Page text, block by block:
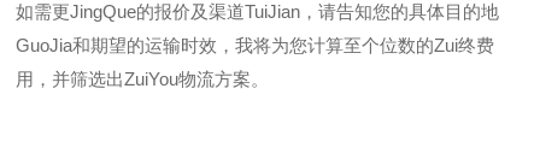
如需更JingQue的报价及渠道TuiJian，请告知您的具体目的地
GuoJia和期望的运输时效，我将为您计算至个位数的Zui终费
用，并筛选出ZuiYou物流方案。